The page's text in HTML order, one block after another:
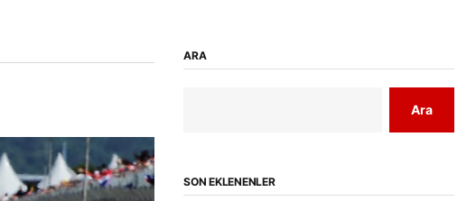
ARA
Ara
SON EKLENENLER